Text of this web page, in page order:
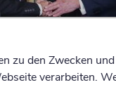
im Iran
zu den Zwecken
verarbeiten.